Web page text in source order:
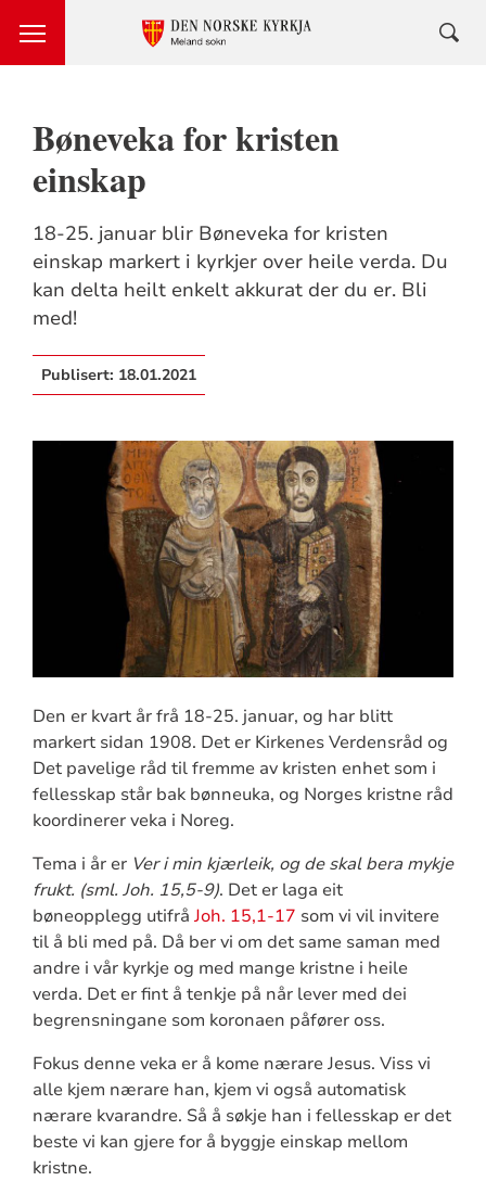
Bøneveka for kristen
einskap
18-25. januar blir Bøneveka for kristen
einskap markert i kyrkjer over heile verda. Du
kan delta heilt enkelt akkurat der du er. Bli
med!
Publisert: 18.01.2021
Den er kvart år frå 18-25. januar, og har blitt
markert sidan 1908. Det er Kirkenes Verdensråd og
Det pavelige råd til fremme av kristen enhet som i
fellesskap står bak bønneuka, og Norges kristne råd
koordinerer veka i Noreg.
Tema i år er Ver i min kjærleik, og de skal bera mykje
frukt. (sml. Joh. 15,5-9). Det er laga eit
bøneopplegg utifrå Joh. 15,1-17 som vi vil invitere
til å bli med på. Då ber vi om det same saman med
andre i vår kyrkje og med mange kristne i heile
verda. Det er fint å tenkje på når lever med dei
begrensningane som koronaen påfører oss.
Fokus denne veka er å kome nærare Jesus. Viss vi
alle kjem nærare han, kjem vi også automatisk
nærare kvarandre. Så å søkje han i fellesskap er det
beste vi kan gjere for å byggje einskap mellom
kristne.